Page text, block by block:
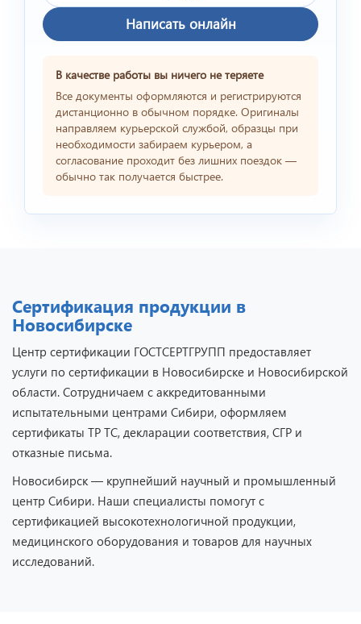
Написать онлайн
В качестве работы вы ничего не теряете
Все документы оформляются и регистрируются
дистанционно в обычном порядке. Оригиналы
направляем курьерской службой, образцы при
необходимости забираем курьером, а
согласование проходит без лишних поездок —
обычно так получается быстрее.
Сертификация продукции в
Новосибирске
Центр сертификации ГОСТСЕРТГРУПП предоставляет
услуги по сертификации в Новосибирске и Новосибирской
области. Сотрудничаем с аккредитованными
испытательными центрами Сибири, оформляем
сертификаты ТР ТС, декларации соответствия, СГР и
отказные письма.
Новосибирск — крупнейший научный и промышленный
центр Сибири. Наши специалисты помогут с
сертификацией высокотехнологичной продукции,
медицинского оборудования и товаров для научных
исследований.